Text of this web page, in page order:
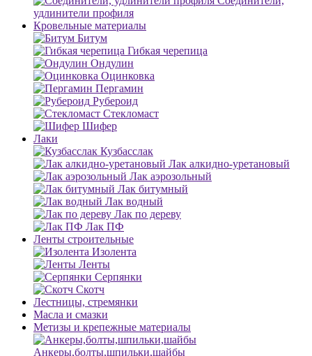
удлинители профиля
Кровельные материалы
Битум
Гибкая черепица
Ондулин
Оцинковка
Пергамин
Рубероид
Стекломаст
Шифер
Лаки
Кузбасслак
Лак алкидно-уретановый
Лак аэрозольный
Лак битумный
Лак водный
Лак по дереву
Лак ПФ
Ленты строительные
Изолента
Ленты
Серпянки
Скотч
Лестницы, стремянки
Масла и смазки
Метизы и крепежные материалы
Анкеры,болты,шпильки,шайбы